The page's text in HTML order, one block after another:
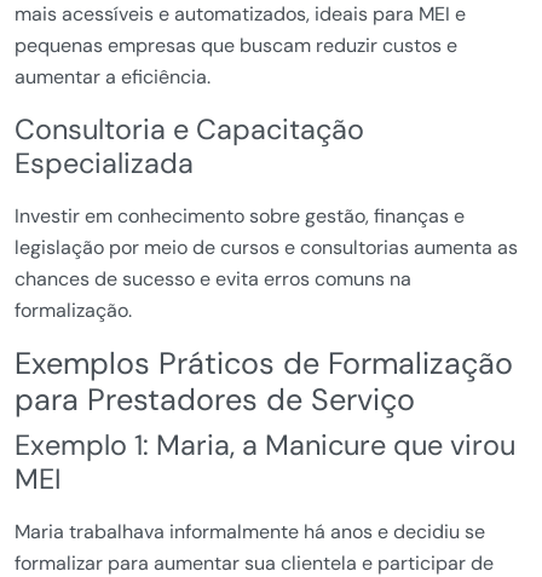
mais acessíveis e automatizados, ideais para MEI e
pequenas empresas que buscam reduzir custos e
aumentar a eficiência.
Consultoria e Capacitação
Especializada
Investir em conhecimento sobre gestão, finanças e
legislação por meio de cursos e consultorias aumenta as
chances de sucesso e evita erros comuns na
formalização.
Exemplos Práticos de Formalização
para Prestadores de Serviço
Exemplo 1: Maria, a Manicure que virou
MEI
Maria trabalhava informalmente há anos e decidiu se
formalizar para aumentar sua clientela e participar de